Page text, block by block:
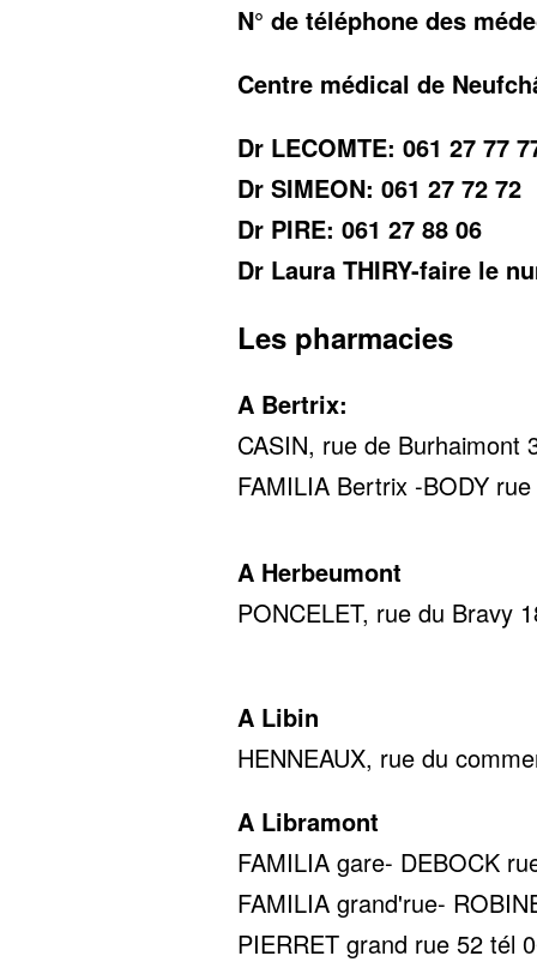
N° de téléphone des
Centre médical de
Dr LECOMTE: 061 27 77
Dr SIMEON: 061 27 72 72
Dr PIRE: 061 27 88 06
Dr Laura THIRY-faire le
Les pharmacies
A Bertrix:
CASIN, rue de Burhaimont
FAMILIA Bertrix -BODY
A Herbeumont
PONCELET, rue du Bravy
A Libin
HENNEAUX, rue du
A Libramont
FAMILIA gare- DEBOCK
FAMILIA grand'rue-
PIERRET grand rue 52 tél